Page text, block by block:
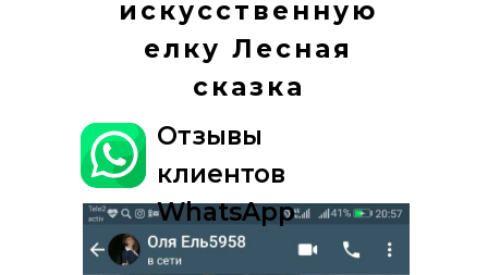
Отзывы
клиентов
WhatsApp
искусственную
елку Лесная
сказка